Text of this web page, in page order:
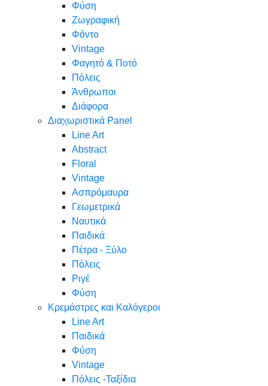
Φύση
Ζωγραφική
Φόντο
Vintage
Φαγητό & Ποτό
Πόλεις
Άνθρωποι
Διάφορα
Διαχωριστικά Panel
Line Art
Abstract
Floral
Vintage
Ασπρόμαυρα
Γεωμετρικά
Ναυτικά
Παιδικά
Πέτρα - Ξύλο
Πόλεις
Ριγέ
Φύση
Κρεμάστρες και Καλόγεροι
Line Art
Παιδικά
Φύση
Vintage
Πόλεις -Ταξίδια